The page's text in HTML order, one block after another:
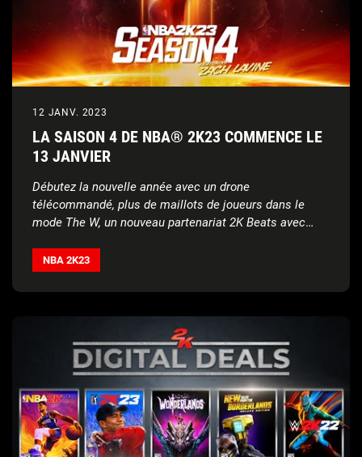
12 JANV. 2023
LA SAISON 4 DE NBA® 2K23 COMMENCE LE
13 JANVIER
Débutez la nouvelle année avec un drone
télécommandé, plus de maillots de joueurs dans le
mode The W, un nouveau partenariat 2K Beats avec
NBA 2K23